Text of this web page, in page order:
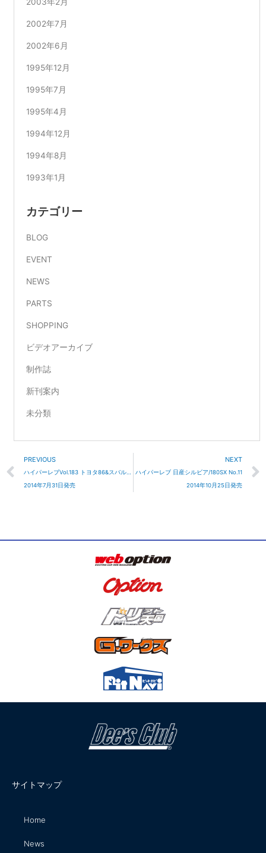
2002年7月
2002年6月
1995年12月
1995年7月
1995年4月
1994年12月
1994年8月
1993年1月
カテゴリー
BLOG
EVENT
NEWS
PARTS
SHOPPING
ビデオアーカイブ
制作誌
新刊案内
未分類
Prev
PREVIOUS
2014年7月31日発売
NEXT
ハイパーレブ 日産シルビア/180SX No.11
2014年10月25日発売
サイトマップ
Home
News